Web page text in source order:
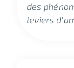
des
leviers